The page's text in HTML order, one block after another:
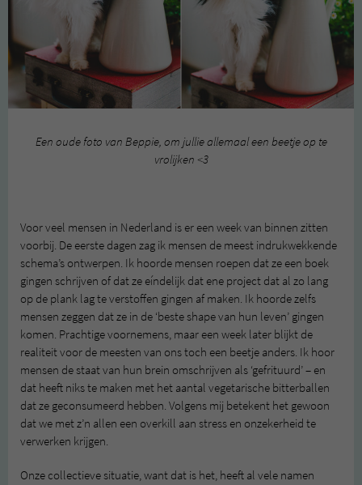
Een oude foto van Beppie, om jullie allemaal een beetje op te
vrolijken <3
Voor veel mensen in Nederland is er een week van binnen zitten
voorbij. De eerste dagen zag ik mensen de meest indrukwekkende
schema’s ontwerpen. Ik hoorde mensen roepen dat ze een boek
gingen schrijven of dat ze eíndelijk dat ene project dat al zo lang
op de plank lag te verstoffen gingen af maken. Ik hoorde zelfs
mensen zeggen dat ze in de ‘beste shape van hun leven’ gingen
komen. Prachtige voornemens, maar een week later blijkt de
realiteit voor de meesten van ons toch een beetje anders. Ik hoor
mensen de staat van hun brein omschrijven als ‘gefrituurd’ – en
dat heeft niks te maken met het aantal vegetarische bitterballen
dat ze geconsumeerd hebben. Volgens mij betekent het gewoon
dat we met z’n allen een overkill aan stress en onzekerheid te
verwerken krijgen.
Onze collectieve situatie, want dat is het, heeft al vele namen